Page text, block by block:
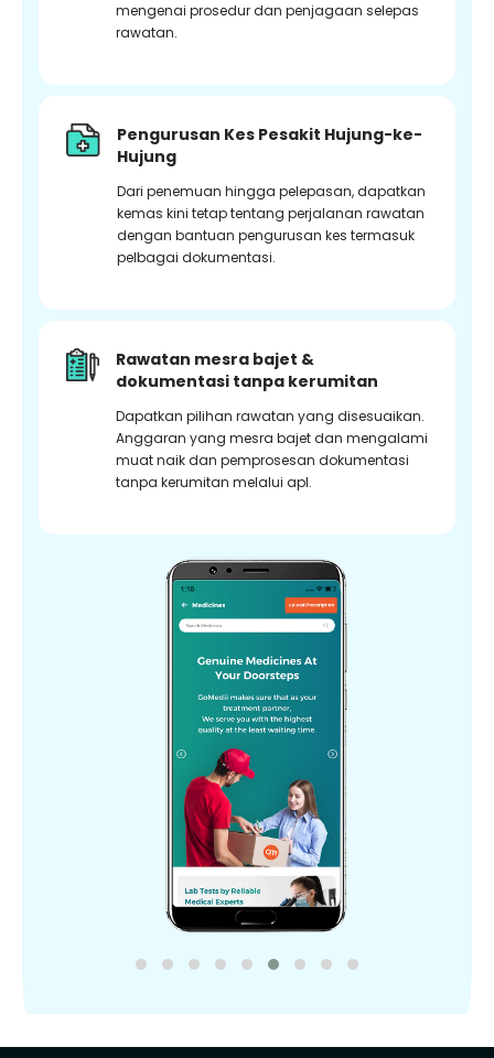
mengenai prosedur dan penjagaan selepas
rawatan.
Pengurusan Kes Pesakit Hujung-ke-
Hujung
Dari penemuan hingga pelepasan, dapatkan
kemas kini tetap tentang perjalanan rawatan
dengan bantuan pengurusan kes termasuk
pelbagai dokumentasi.
Rawatan mesra bajet &
dokumentasi tanpa kerumitan
Dapatkan pilihan rawatan yang disesuaikan.
Anggaran yang mesra bajet dan mengalami
muat naik dan pemprosesan dokumentasi
tanpa kerumitan melalui apl.